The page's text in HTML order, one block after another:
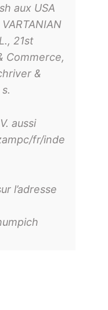
aux USA
21st
Commerce,
&
aussi
fr/inde
l’adresse